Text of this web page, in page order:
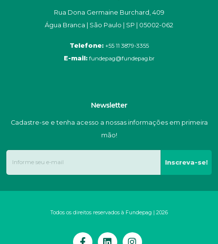
Rua Dona Germaine Burchard, 409
Água Branca | São Paulo | SP | 05002-062
Telefone:+55 11 3879-3355
E-mail:fundepag@fundepag.br
Newsletter
Cadastre-se e tenha acesso a nossas informações em primeira
mão!
Inscreva-se!
Todos os direitos reservados à Fundepag | 2026